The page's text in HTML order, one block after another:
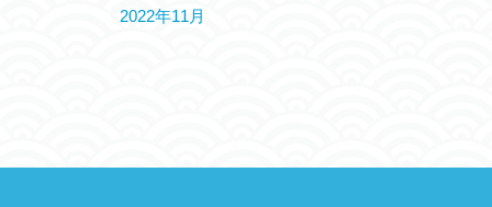
2022年11月